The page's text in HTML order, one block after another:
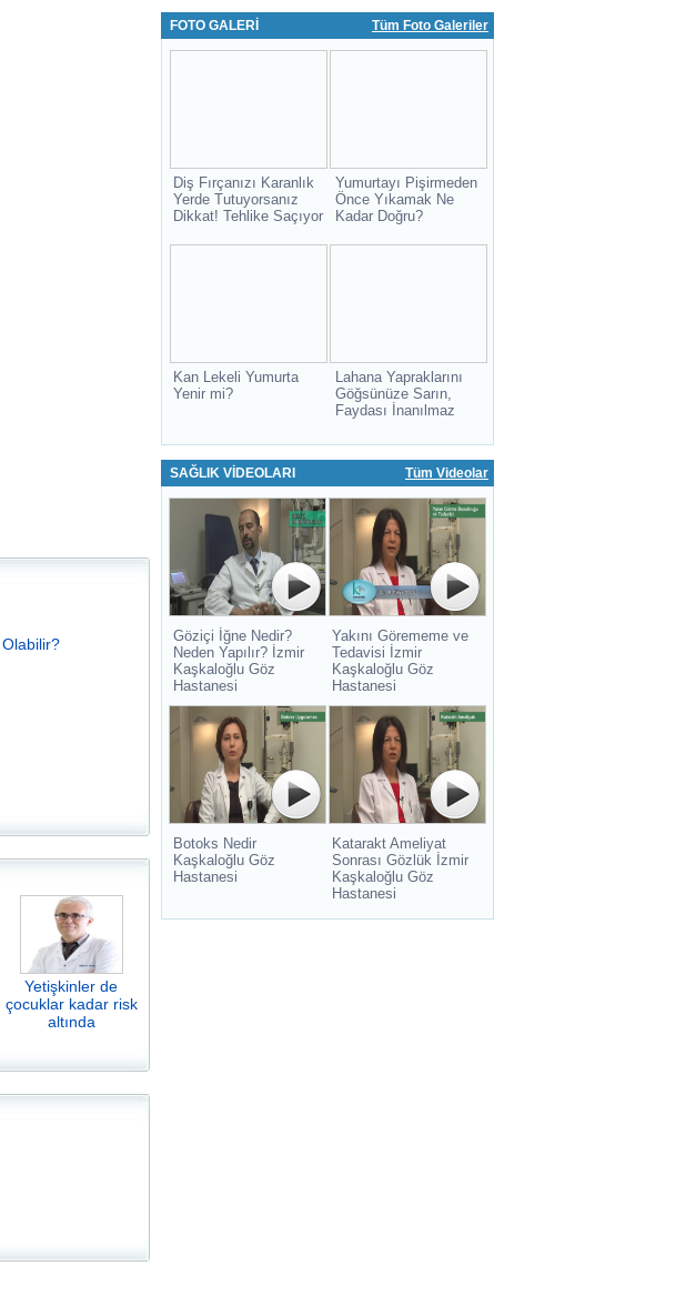
Yetişkinler de
çocuklar kadar risk
altında
FOTO GALERİ Tüm Foto Galeriler
Diş Fırçanızı Karanlık
Yerde Tutuyorsanız
Dikkat! Tehlike Saçıyor
Yumurtayı Pişirmeden
Önce Yıkamak Ne
Kadar Doğru?
Kan Lekeli Yumurta
Yenir mi?
Lahana Yapraklarını
Göğsünüze Sarın,
Faydası İnanılmaz
SAĞLIK VİDEOLARI Tüm Videolar
Göziçi İğne Nedir?
Neden Yapılır? İzmir
Kaşkaloğlu Göz
Hastanesi
Yakını Görememe ve
Tedavisi İzmir
Kaşkaloğlu Göz
Hastanesi
Botoks Nedir
Kaşkaloğlu Göz
Hastanesi
Katarakt Ameliyat
Sonrası Gözlük İzmir
Kaşkaloğlu Göz
Hastanesi